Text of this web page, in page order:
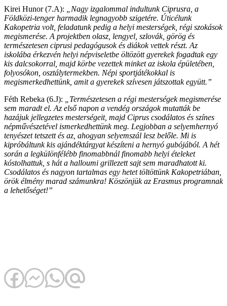
Kirei Hunor (7.A): „Nagy izgalommal indultunk Ciprusra, a
Földközi-tenger harmadik legnagyobb szigetére. Úticélunk
Kakopetria volt, feladatunk pedig a helyi mesterségek, régi szokások
megismerése. A projektben olasz, lengyel, szlovák, görög és
természetesen ciprusi pedagógusok és diákok vettek részt. Az
iskolába érkezvén helyi népviseletbe öltözött gyerekek fogadtak egy
kis dalcsokorral, majd körbe vezettek minket az iskola épületében,
folyosókon, osztálytermekben. Népi sportjátékokkal is
megismerkedhettünk, amit a gyerekek szívesen játszottak együtt.”
Féth Rebeka (6.J): „Természetesen a régi mesterségek megismerése
sem maradt el. Az első napon a vendég országok mutatták be
hazájuk jellegzetes mesterségeit, majd Ciprus csodálatos és színes
népművészetével ismerkedhettünk meg. Legjobban a selyemhernyó
tenyészet tetszett és az, ahogyan selyemszál lesz belőle. Mi is
kipróbáltunk kis ajándéktárgyat készíteni a hernyó gubójából. A hét
során a legkülönfélébb finomabbnál finomabb helyi ételeket
kóstolhattuk, s hát a halloumi grillezett sajt sem maradhatott ki.
Csodálatos és nagyon tartalmas egy hetet töltöttünk Kakopetriában,
örök élmény marad számunkra! Köszönjük az Erasmus programnak
a lehetőséget!”